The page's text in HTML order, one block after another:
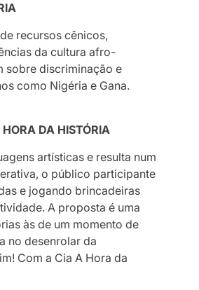
recursos cênicos,
da cultura afro-
sobre discriminação e
como Nigéria e Gana.
DA HISTÓRIA
artísticas e resulta num
o público participante
e jogando brincadeiras
A proposta é uma
às de um momento de
no desenrolar da
Com a Cia A Hora da